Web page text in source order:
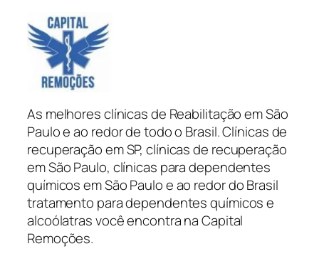
As melhores clínicas de Reabilitação em São
Paulo e ao redor de todo o Brasil. Clínicas de
recuperação em SP, clínicas de recuperação
em São Paulo, clínicas para dependentes
químicos em São Paulo e ao redor do Brasil
tratamento para dependentes químicos e
alcoólatras você encontra na Capital
Remoções.